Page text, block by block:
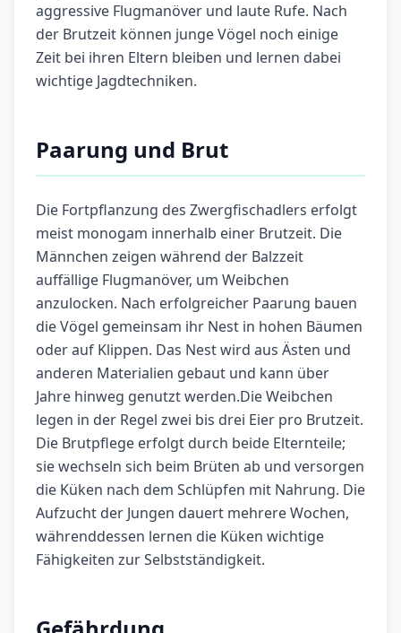
aggressive Flugmanöver und laute Rufe. Nach
der Brutzeit können junge Vögel noch einige
Zeit bei ihren Eltern bleiben und lernen dabei
wichtige Jagdtechniken.
Paarung und Brut
Die Fortpflanzung des Zwergfischadlers erfolgt
meist monogam innerhalb einer Brutzeit. Die
Männchen zeigen während der Balzzeit
auffällige Flugmanöver, um Weibchen
anzulocken. Nach erfolgreicher Paarung bauen
die Vögel gemeinsam ihr Nest in hohen Bäumen
oder auf Klippen. Das Nest wird aus Ästen und
anderen Materialien gebaut und kann über
Jahre hinweg genutzt werden.Die Weibchen
legen in der Regel zwei bis drei Eier pro Brutzeit.
Die Brutpflege erfolgt durch beide Elternteile;
sie wechseln sich beim Brüten ab und versorgen
die Küken nach dem Schlüpfen mit Nahrung. Die
Aufzucht der Jungen dauert mehrere Wochen,
währenddessen lernen die Küken wichtige
Fähigkeiten zur Selbstständigkeit.